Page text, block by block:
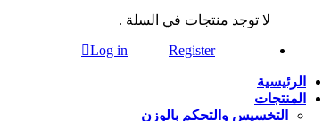
لا توجد منتجات في السلة .
Log in
Register
الرئيسية
المنتجات
التخسيس والتحكم بالوزن